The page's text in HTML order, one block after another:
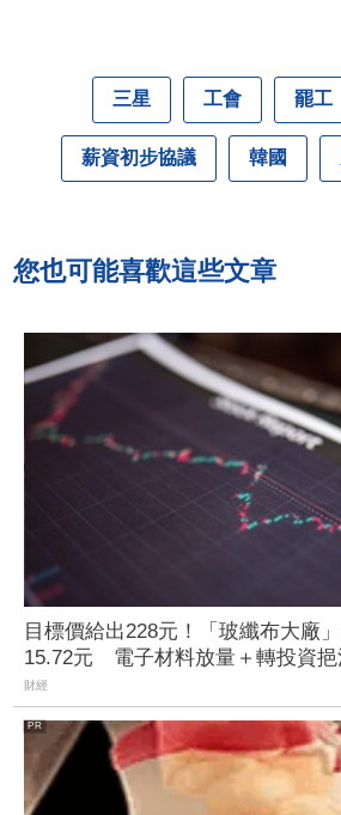
三星 工會 罷工
薪資初步協議 韓國
您也可能喜歡這些文章
目標價給出228元！「玻纖布大廠
15.72元 電子材料放量＋轉投資挹
財經